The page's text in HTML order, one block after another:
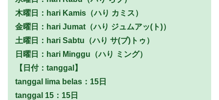
木曜日：hari Kamis（ハり カミス）
金曜日：hari Jumat（ハり ジュムアッ(ト)）
土曜日：hari Sabtu（ハり サ(ブ)トゥ）
日曜日：hari Minggu（ハり ミング）
【日付：tanggal】
tanggal lima belas：15日
tanggal 15：15日